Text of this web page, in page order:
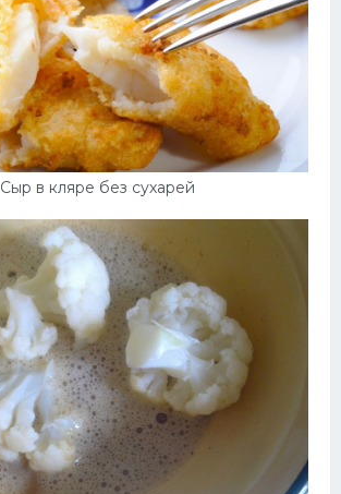
Сыр в кляре без сухарей